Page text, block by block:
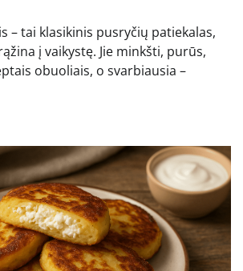
– tai klasikinis pusryčių patiekalas,
į vaikystę. Jie minkšti, purūs,
obuoliais, o svarbiausia –